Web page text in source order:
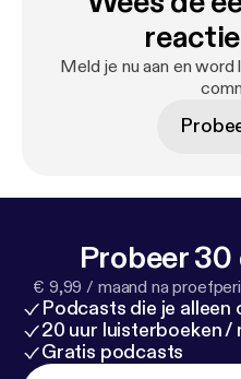
Meld je nu aan en word
Probeer
€ 9,99 / maand na
Podcasts die je
20 uur luisterboeken /
Gratis podcasts